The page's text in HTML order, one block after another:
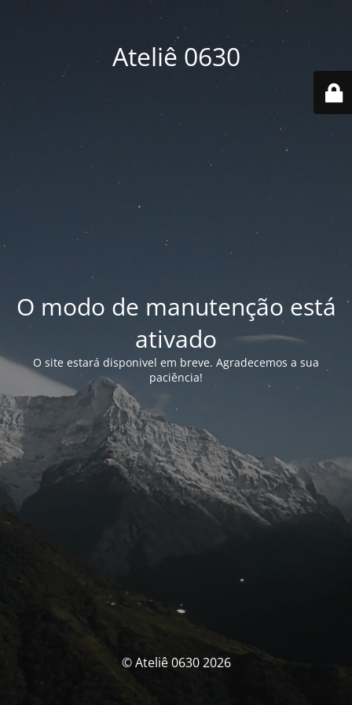
Ateliê 0630
O modo de manutenção está
ativado
O site estará disponivel em breve. Agradecemos a sua
paciência!
© Ateliê 0630 2026